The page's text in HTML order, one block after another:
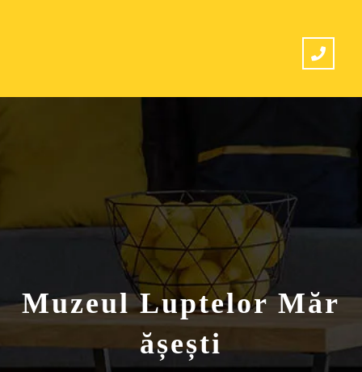
Muzeul Luptelor Măr
ășești